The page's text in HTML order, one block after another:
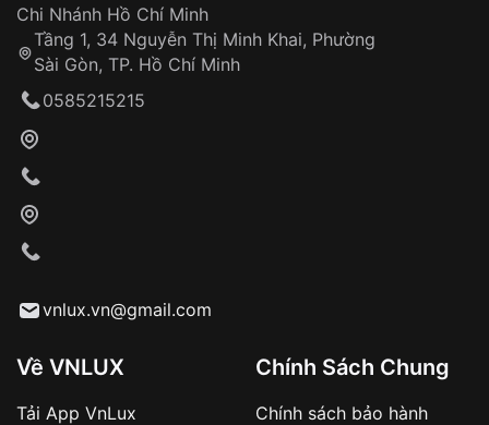
Khách hàng kiểm tra và thanh toán trực tiếp
Từ khóa SEO:
Đồng hành cùng khách hàng trong suốt quá
trình sử dụng
Chi Nhánh Hồ Chí Minh
Tầng 1, 34 Nguyễn Thị Minh Khai, Phường
Sài Gòn, TP. Hồ Chí Minh
0585215215
vnlux.vn@gmail.com
Về VNLUX
Tải App VnLux
Chính Sách Chung
Chính sách bảo hành